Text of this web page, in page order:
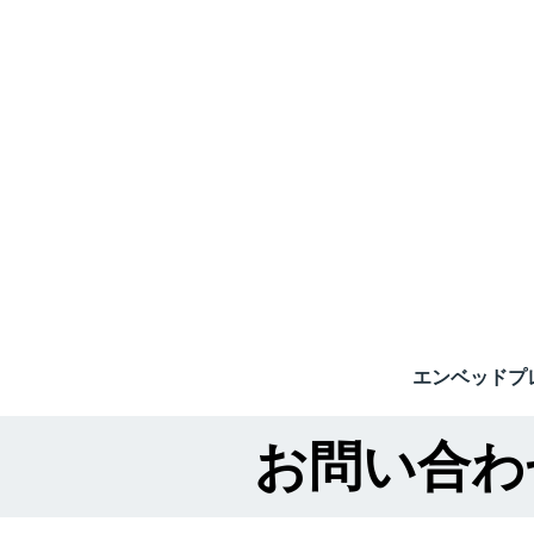
エンベッドプ
お問い合